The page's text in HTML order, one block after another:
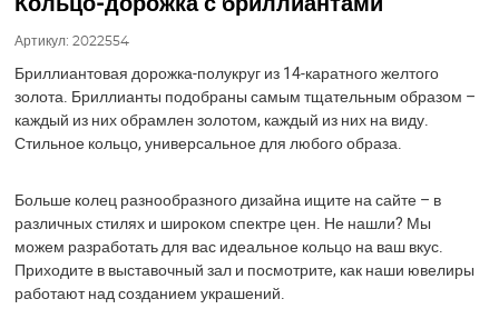
Артикул:2022554
Бриллиантовая дорожка-полукруг из 14-каратного желтого
золота. Бриллианты подобраны самым тщательным образом –
каждый из них обрамлен золотом, каждый из них на виду.
Стильное кольцо, универсальное для любого образа.
Больше колец разнообразного дизайна ищите на сайте – в
различных стилях и широком спектре цен. Не нашли? Мы
можем разработать для вас идеальное кольцо на ваш вкус.
Приходите в выставочный зал и посмотрите, как наши ювелиры
работают над созданием украшений.